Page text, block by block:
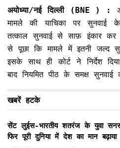
अयोध्या/नई दिल्ली (BNE ) :
मामले की याचिका पर सुनवाई
तत्काल सुनवाई से साफ़ इंकार कर
से पूछा कि मामले में इतनी जल्द
इसके साथ ही कोर्ट ने निर्देश
बाद नियमित पीठ के समक्ष सुनवाई
खबरें हटके
सेंट लुईस-भारतीय शतरंज के युवा
फिर पूरी दुनिया में देश का मान बढ़ाया